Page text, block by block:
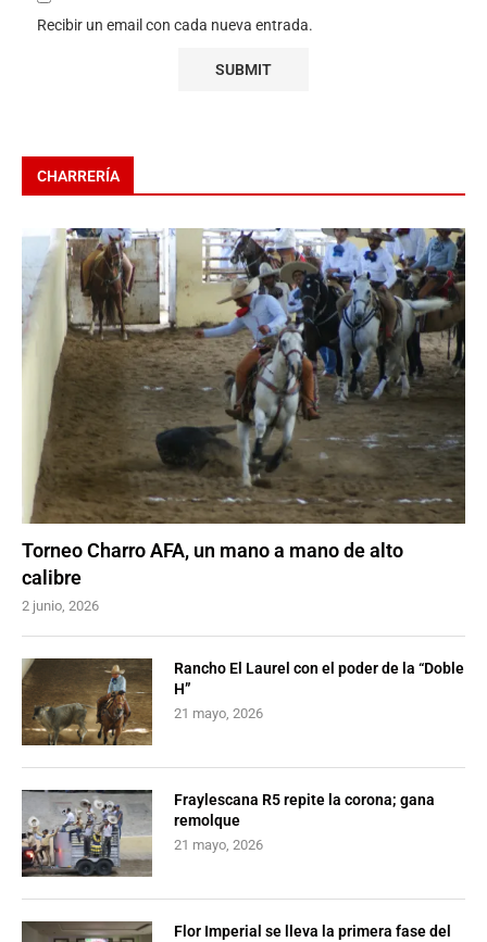
Recibir un email con cada nueva entrada.
CHARRERÍA
Torneo Charro AFA, un mano a mano de alto
calibre
2 junio, 2026
Rancho El Laurel con el poder de la “Doble
H”
21 mayo, 2026
Fraylescana R5 repite la corona; gana
remolque
21 mayo, 2026
Flor Imperial se lleva la primera fase del